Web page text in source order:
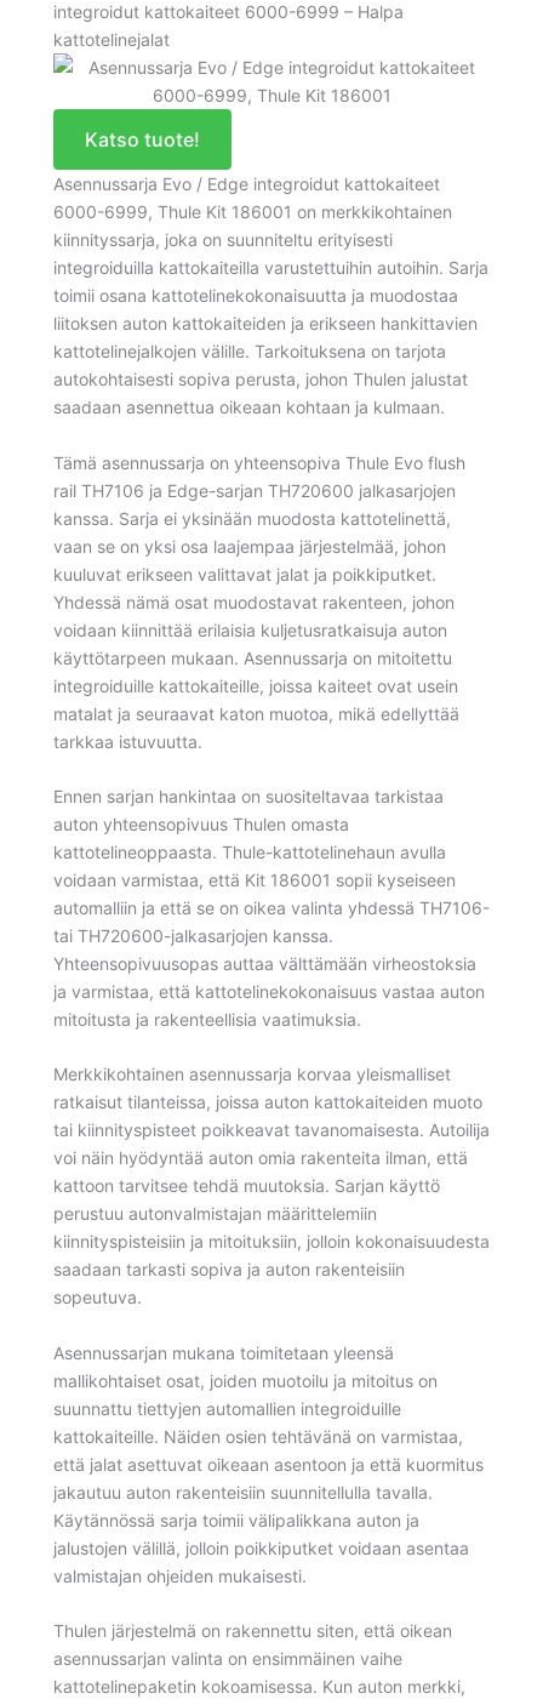
integroidut kattokaiteet 6000-6999 – Halpa
kattotelinejalat
Katso tuote!
Asennussarja Evo / Edge integroidut kattokaiteet
6000-6999, Thule Kit 186001 on merkkikohtainen
kiinnityssarja, joka on suunniteltu erityisesti
integroiduilla kattokaiteilla varustettuihin autoihin. Sarja
toimii osana kattotelinekokonaisuutta ja muodostaa
liitoksen auton kattokaiteiden ja erikseen hankittavien
kattotelinejalkojen välille. Tarkoituksena on tarjota
autokohtaisesti sopiva perusta, johon Thulen jalustat
saadaan asennettua oikeaan kohtaan ja kulmaan.
Tämä asennussarja on yhteensopiva Thule Evo flush
rail TH7106 ja Edge-sarjan TH720600 jalkasarjojen
kanssa. Sarja ei yksinään muodosta kattotelinettä,
vaan se on yksi osa laajempaa järjestelmää, johon
kuuluvat erikseen valittavat jalat ja poikkiputket.
Yhdessä nämä osat muodostavat rakenteen, johon
voidaan kiinnittää erilaisia kuljetusratkaisuja auton
käyttötarpeen mukaan. Asennussarja on mitoitettu
integroiduille kattokaiteille, joissa kaiteet ovat usein
matalat ja seuraavat katon muotoa, mikä edellyttää
tarkkaa istuvuutta.
Ennen sarjan hankintaa on suositeltavaa tarkistaa
auton yhteensopivuus Thulen omasta
kattotelineoppaasta. Thule-kattotelinehaun avulla
voidaan varmistaa, että Kit 186001 sopii kyseiseen
automalliin ja että se on oikea valinta yhdessä TH7106-
tai TH720600-jalkasarjojen kanssa.
Yhteensopivuusopas auttaa välttämään virheostoksia
ja varmistaa, että kattotelinekokonaisuus vastaa auton
mitoitusta ja rakenteellisia vaatimuksia.
Merkkikohtainen asennussarja korvaa yleismalliset
ratkaisut tilanteissa, joissa auton kattokaiteiden muoto
tai kiinnityspisteet poikkeavat tavanomaisesta. Autoilija
voi näin hyödyntää auton omia rakenteita ilman, että
kattoon tarvitsee tehdä muutoksia. Sarjan käyttö
perustuu autonvalmistajan määrittelemiin
kiinnityspisteisiin ja mitoituksiin, jolloin kokonaisuudesta
saadaan tarkasti sopiva ja auton rakenteisiin
sopeutuva.
Asennussarjan mukana toimitetaan yleensä
mallikohtaiset osat, joiden muotoilu ja mitoitus on
suunnattu tiettyjen automallien integroiduille
kattokaiteille. Näiden osien tehtävänä on varmistaa,
että jalat asettuvat oikeaan asentoon ja että kuormitus
jakautuu auton rakenteisiin suunnitellulla tavalla.
Käytännössä sarja toimii välipalikkana auton ja
jalustojen välillä, jolloin poikkiputket voidaan asentaa
valmistajan ohjeiden mukaisesti.
Thulen järjestelmä on rakennettu siten, että oikean
asennussarjan valinta on ensimmäinen vaihe
kattotelinepaketin kokoamisessa. Kun auton merkki,